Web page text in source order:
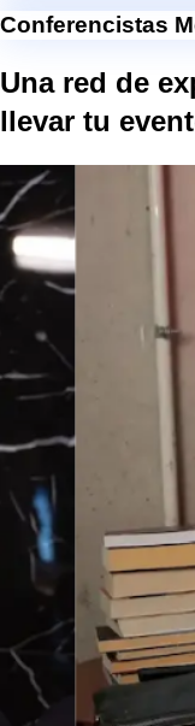
Conferencistas
Una red de
llevar tu